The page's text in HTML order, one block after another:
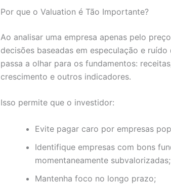
Por que o Valuation é Tão Importante?
Ao analisar uma empresa apenas pelo
decisões baseadas em especulação e
passa a olhar para os fundamentos:
crescimento e outros indicadores.
Isso permite que o investidor:
Evite pagar caro por empresas
Identifique empresas com bons
momentaneamente subvalorizadas;
Mantenha foco no longo prazo;